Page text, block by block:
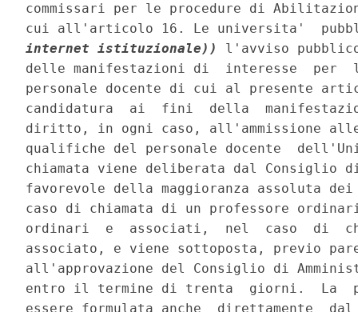
commissari per le procedure di
cui all'articolo 16. Le universita'
internet istituzionale))
l'avviso
delle manifestazioni di  interesse
personale docente di cui al presente
candidatura  ai  fini  della
diritto, in ogni caso, all'ammissione
qualifiche del personale docente
chiamata viene deliberata dal Consiglio
favorevole della maggioranza assoluta
caso di chiamata di un professore
ordinari  e  associati,  nel  caso  di
associato, e viene sottoposta, previo
all'approvazione del Consiglio di
entro il termine di trenta  giorni.  La
essere formulata anche  direttamente  dal